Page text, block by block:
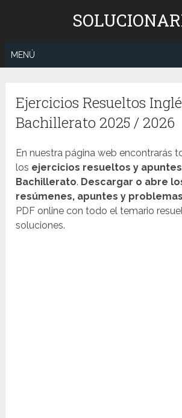
MENÚ
Ejercicios Resueltos
Bachillerato 2025 / 2026
En nuestra página web encontrarás
los ejercicios resueltos y
Bachillerato. Descargar o abre
resúmenes, apuntes y problemas
PDF online con todo el temario
soluciones.